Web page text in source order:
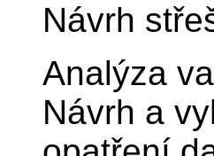
Návrh
Analýza
Návrh a